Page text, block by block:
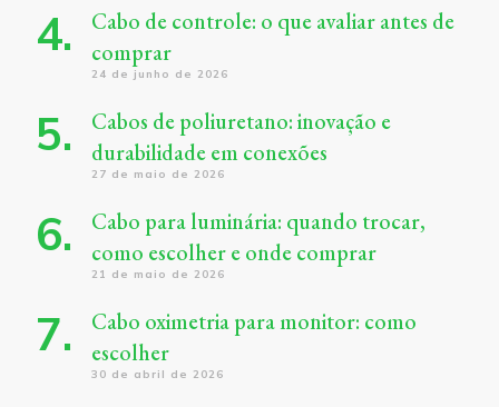
Cabo de controle: o que avaliar antes de
comprar
24 de junho de 2026
Cabos de poliuretano: inovação e
durabilidade em conexões
27 de maio de 2026
Cabo para luminária: quando trocar,
como escolher e onde comprar
21 de maio de 2026
Cabo oximetria para monitor: como
escolher
30 de abril de 2026